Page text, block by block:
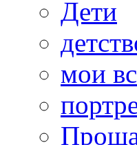
Дети
мои